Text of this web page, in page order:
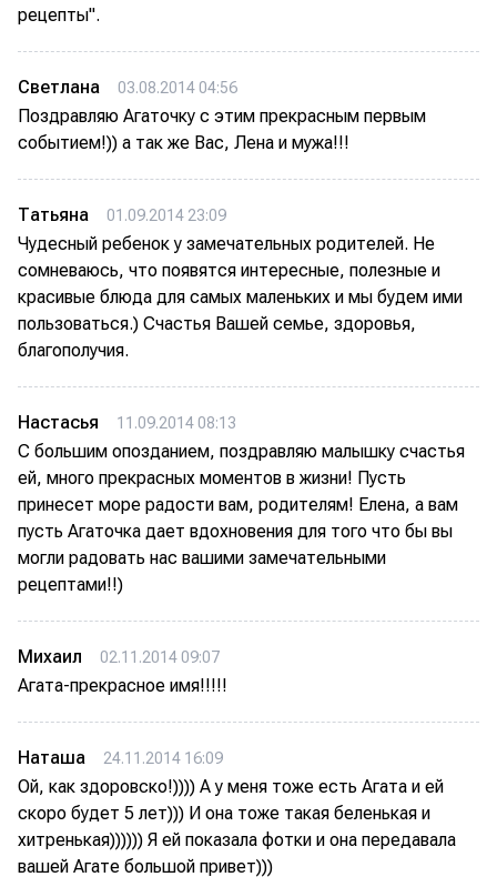
рецепты".
Светлана 03.08.2014 04:56
Поздравляю Агаточку с этим прекрасным первым
событием!)) а так же Вас, Лена и мужа!!!
Татьяна 01.09.2014 23:09
Чудесный ребенок у замечательных родителей. Не
сомневаюсь, что появятся интересные, полезные и
красивые блюда для самых маленьких и мы будем ими
пользоваться.) Счастья Вашей семье, здоровья,
благополучия.
Настасья 11.09.2014 08:13
С большим опозданием, поздравляю малышку счастья
ей, много прекрасных моментов в жизни! Пусть
принесет море радости вам, родителям! Елена, а вам
пусть Агаточка дает вдохновения для того что бы вы
могли радовать нас вашими замечательными
рецептами!!)
Михаил 02.11.2014 09:07
Агата-прекрасное имя!!!!!
Наташа 24.11.2014 16:09
Ой, как здоровско!)))) А у меня тоже есть Агата и ей
скоро будет 5 лет))) И она тоже такая беленькая и
хитренькая)))))) Я ей показала фотки и она передавала
вашей Агате большой привет)))